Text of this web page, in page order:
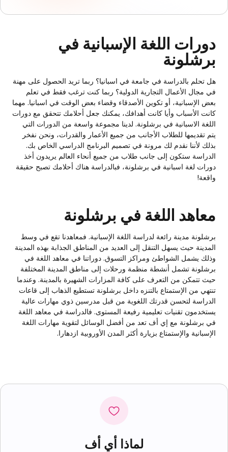
دورات اللغة الإسبانية في
برشلونة
هل تحلم بالدراسة في جامعة في اسبانيا؟ ربما تريد الحصول على مهنة
في مجال الأعمال التجارية الدولية؟ ربما كنت ترغب فقط في تعلم
بعض الإسبانية، أو تكوين الأصدقاء وقضاء بعض الوقت في اسبانيا. مهما
كانت الأسباب وأيا كانت أهدافك، يمكنك جعل أحلامك تتحقق مع دورات
اللغة الاسبانية في برشلونة. لدينا مجموعة واسعة من الدورات التي
يتم تقديمها للطلاب الأجانب من جميع الأعمار والقدرات، ونحن نفخر
بذلك لأننا نقدم لك مرونة في تصميم البرنامج الدراسي الخاص بك.
الدراسة ستكون إلى جانب طلاب من جميع أنحاء العالم يريدون أخذ
دورات لغة اسبانية في برشلونة، فبالدراسة هناك أحلامك تصبح حقيقة
واقعة!
معاهد اللغة في برشلونة
برشلونة مدينة رائعة لدراسة اللغة الإسبانية. فمعاهدنا تقع في وسط
المدينة حيث يسهل التنقل إلى العديد من المناطق الجذابة بهذه المدينة
وذلك يشمل الشواطئ ومراكز التسوق. دوراتنا في معاهد اللغة في
برشلونة تشمل أنشطة منظمة ورحلات إلى مناطق المدينة المختلفة
حيث تتمكن من التعرف على كافة المزارات الشهيرة بالمدينة. وعندما
تنتهي من الإستمتاع بالتنزه داخل برشلونة تستطيع الذهاب إلى قاعات
الدراسة لتحسن قدرتك اللغوية من قبل مدرسين ذوي مهارات عالية
يستخدمون تقنيات تعليمية رفيعة المستوى. فالدراسة في معاهد اللغة
في برشلونة مع إي أف تعد من أفضل الوسائل لتقوية مهارات اللغة
الإسبانية والإستمتاع بزيارة أكثر المدن الأوروبية ازدهارا.
لماذا أي أف